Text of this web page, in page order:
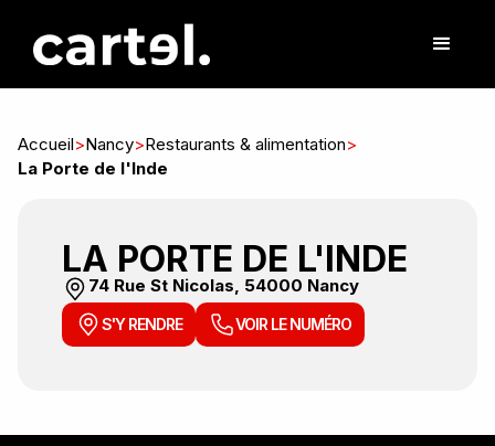
Accueil>Nancy>Restaurants & alimentation>
La Porte de l'Inde
LA PORTE DE L'INDE
74 Rue St Nicolas, 54000 Nancy
S'Y RENDRE VOIR LE NUMÉRO